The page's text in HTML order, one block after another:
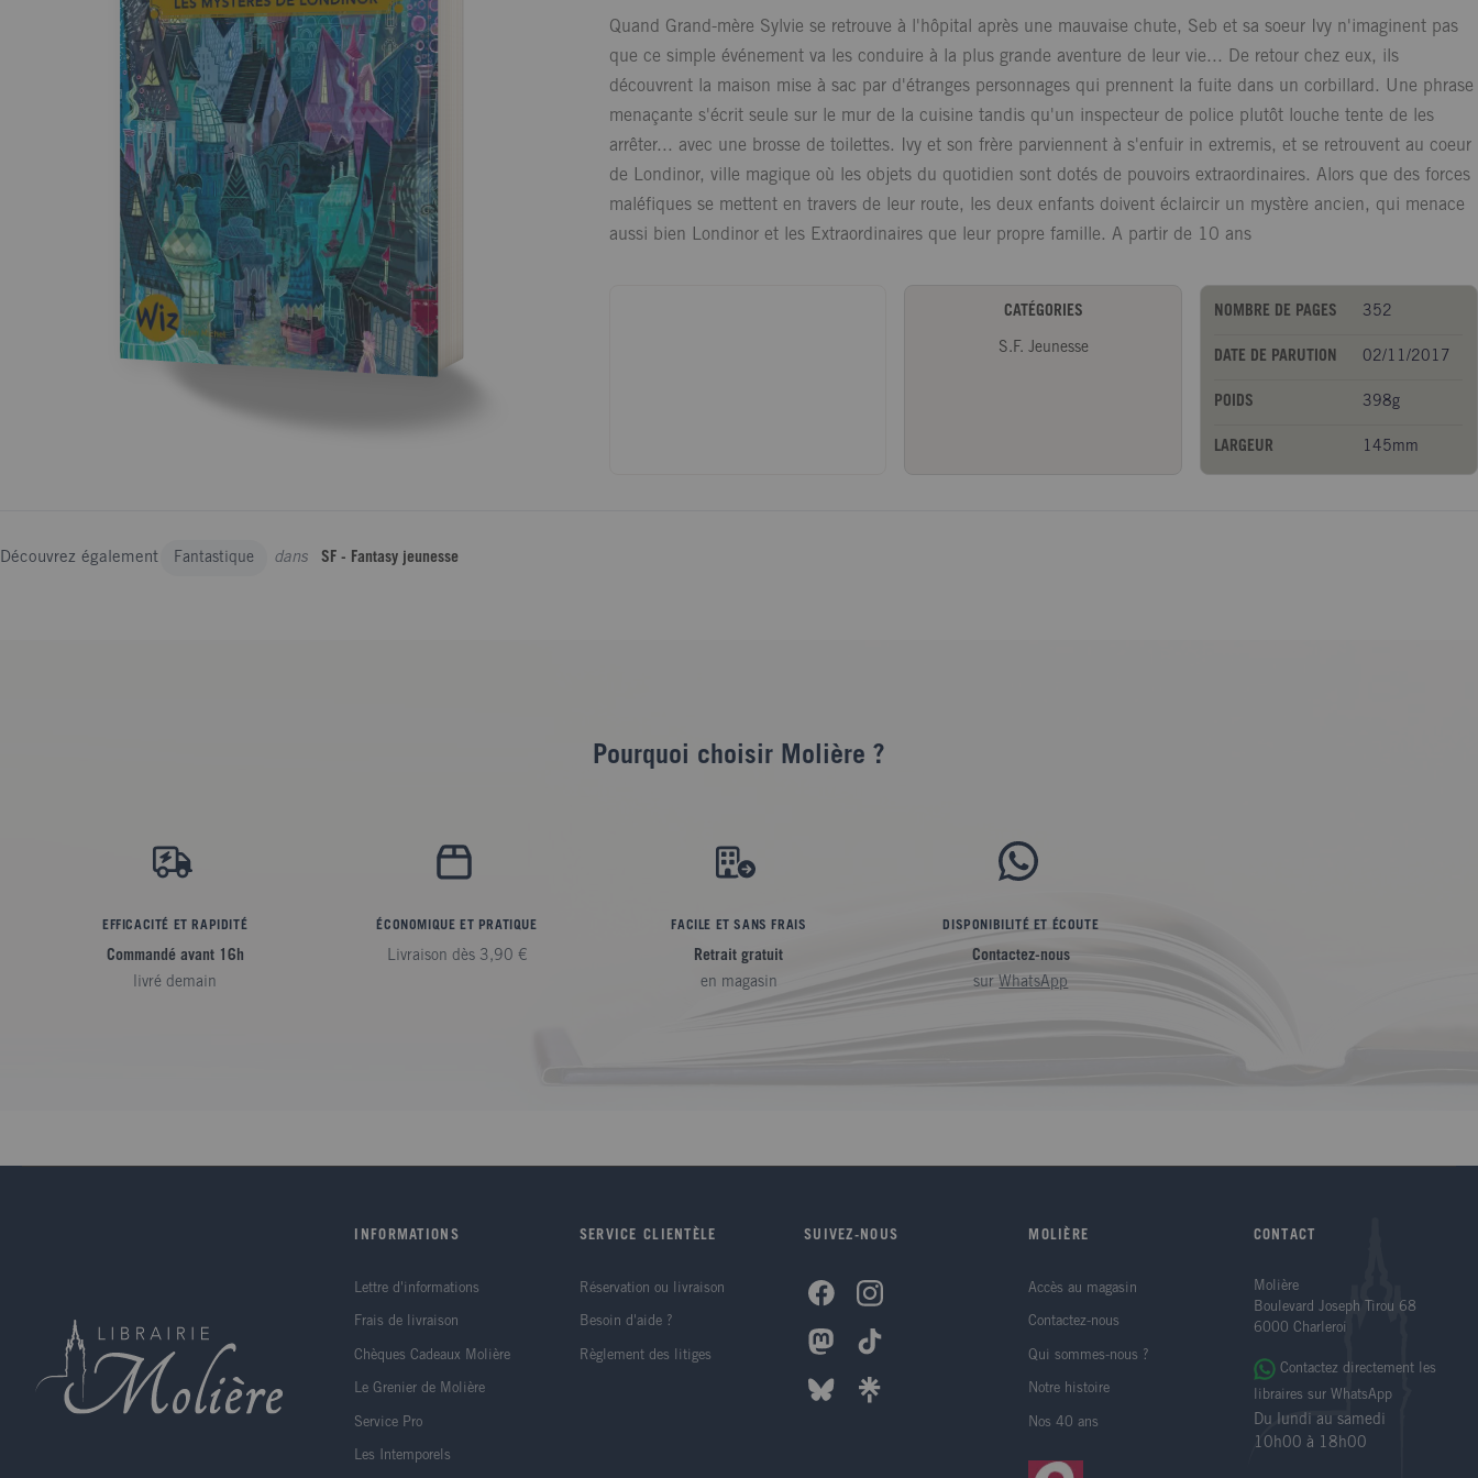
Quand Grand-mère Sylvie se retrouve à l'hôpital après une mauvaise chute, Seb et sa soeur Ivy n'imaginent pas
que ce simple événement va les conduire à la plus grande aventure de leur vie... De retour chez eux, ils
découvrent la maison mise à sac par d'étranges personnages qui prennent la fuite dans un corbillard. Une phrase
menaçante s'écrit seule sur le mur de la cuisine tandis qu'un inspecteur de police plutôt louche tente de les
arrêter... avec une brosse de toilettes. Ivy et son frère parviennent à s'enfuir in extremis, et se retrouvent au coeur
de Londinor, ville magique où les objets du quotidien sont dotés de pouvoirs extraordinaires. Alors que des forces
maléfiques se mettent en travers de leur route, les deux enfants doivent éclaircir un mystère ancien, qui menace
aussi bien Londinor et les Extraordinaires que leur propre famille. A partir de 10 ans
CATÉGORIES
S.F. Jeunesse
NOMBRE DE PAGES 352
DATE DE PARUTION 02/11/2017
POIDS 398g
LARGEUR 145mm
Découvrez également Fantastique dans SF - Fantasy jeunesse
Pourquoi choisir Molière ?
EFFICACITÉ ET RAPIDITÉ
Commandé avant 16h
livré demain
ÉCONOMIQUE ET PRATIQUE
Livraison dès 3,90 €
FACILE ET SANS FRAIS
Retrait gratuit
en magasin
DISPONIBILITÉ ET ÉCOUTE
Contactez-nous
sur WhatsApp
INFORMATIONS
Lettre d'informations
Frais de livraison
Chèques Cadeaux Molière
Le Grenier de Molière
Service Pro
Les Intemporels
SERVICE CLIENTÈLE
Réservation ou livraison
Besoin d'aide ?
Règlement des litiges
SUIVEZ-NOUS MOLIÈRE
Accès au magasin
Contactez-nous
Qui sommes-nous ?
Notre histoire
Nos 40 ans
CONTACT
Molière
Boulevard Joseph Tirou 68
6000 Charleroi
Contactez directement les
libraires sur WhatsApp
Du lundi au samedi
10h00 à 18h00